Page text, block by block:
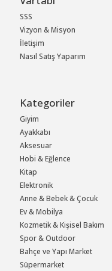
SSS
Vizyon & Misyon
İletişim
Nasıl Satış Yaparım
Kategoriler
Giyim
Ayakkabı
Aksesuar
Hobi & Eğlence
Kitap
Elektronik
Anne & Bebek & Çocuk
Ev & Mobilya
Kozmetik & Kişisel Bakım
Spor & Outdoor
Bahçe ve Yapı Market
Süpermarket